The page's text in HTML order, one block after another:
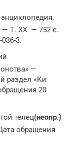
Т. XX. — 752 с.
3.
—
раздел «Ки
20
телец(неопр.)
обращения